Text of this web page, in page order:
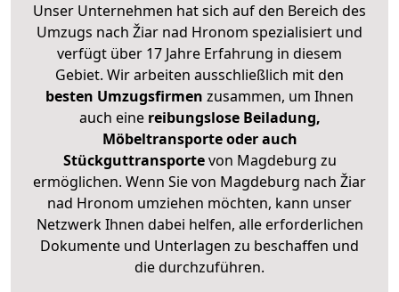
Unser Unternehmen hat sich auf den Bereich des
Umzugs nach Žiar nad Hronom spezialisiert und
verfügt über 17 Jahre Erfahrung in diesem
Gebiet. Wir arbeiten ausschließlich mit den
besten Umzugsfirmen zusammen, um Ihnen
auch eine reibungslose Beiladung,
Möbeltransporte oder auch
Stückguttransportevon Magdeburg zu
ermöglichen. Wenn Sie von Magdeburg nach Žiar
nad Hronom umziehen möchten, kann unser
Netzwerk Ihnen dabei helfen, alle erforderlichen
Dokumente und Unterlagen zu beschaffen und
die durchzuführen.